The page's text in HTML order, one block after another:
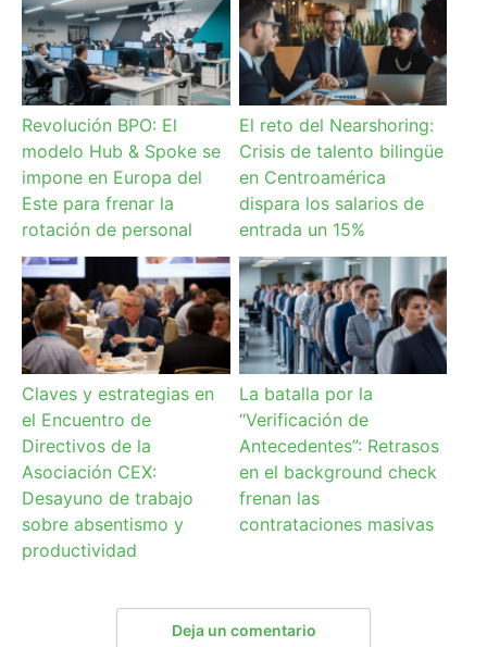
Revolución BPO: El
modelo Hub & Spoke se
impone en Europa del
Este para frenar la
rotación de personal
El reto del Nearshoring:
Crisis de talento bilingüe
en Centroamérica
dispara los salarios de
entrada un 15%
Claves y estrategias en
el Encuentro de
Directivos de la
Asociación CEX:
Desayuno de trabajo
sobre absentismo y
productividad
La batalla por la
“Verificación de
Antecedentes”: Retrasos
en el background check
frenan las
contrataciones masivas
Deja un comentario